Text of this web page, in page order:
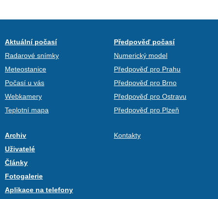
Aktuální počasí
Radarové snímky
Meteostanice
Počasí u vás
Webkamery
Teplotní mapa
Předpověď počasí
Numerický model
Předpověď pro Prahu
Předpověď pro Brno
Předpověď pro Ostravu
Předpověď pro Plzeň
Archiv
Uživatelé
Články
Fotogalerie
Aplikace na telefony
Kontakty